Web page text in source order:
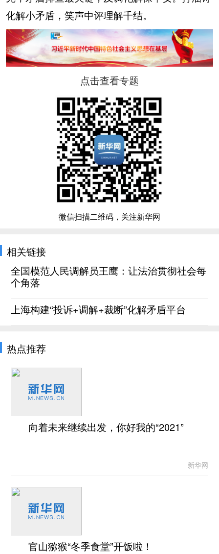
化解小矛盾，笑声中评理解千结。
点击查看专题
微信扫描二维码，关注新华网
相关链接
全国模范人民调解员王鹰：让法治贯彻社会每
个角落
上海构建“投诉+调解+裁断”化解矛盾平台
热点推荐
向着未来继续出发，你好我的“2021”
新华网
官山猕猴“冬季食堂”开饭啦！